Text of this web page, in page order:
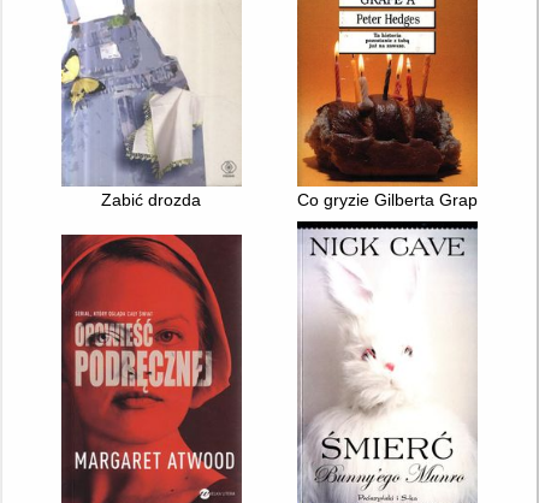
Zabić drozda Co gryzie Gilberta Grape'a